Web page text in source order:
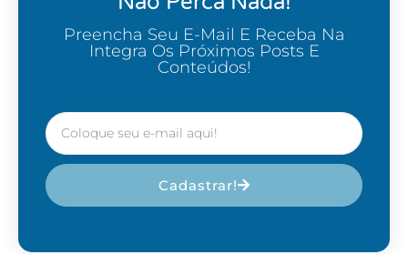
Preencha Seu E-Mail E Receba Na
Integra Os Próximos Posts E
Conteúdos!
Cadastrar!